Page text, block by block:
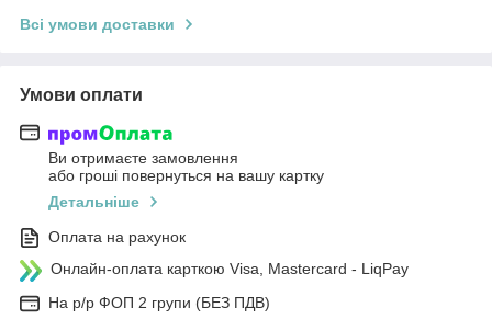
Всі умови доставки
Умови оплати
Ви отримаєте замовлення
або гроші повернуться на вашу картку
Детальніше
Оплата на рахунок
Онлайн-оплата карткою Visa, Mastercard - LiqPay
На р/р ФОП 2 групи (БЕЗ ПДВ)